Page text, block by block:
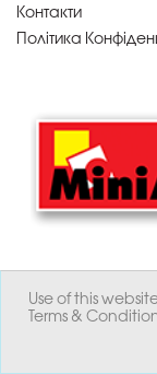
Контакти
Політика
Products
Use of this
Terms &